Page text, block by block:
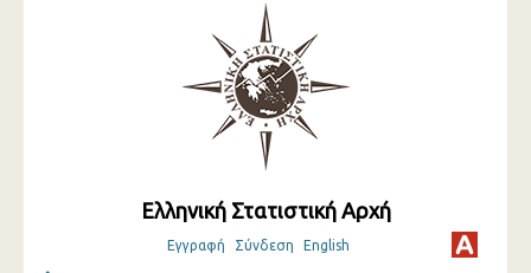
Ελληνική Στατιστική Αρχή
Εγγραφή Σύνδεση English